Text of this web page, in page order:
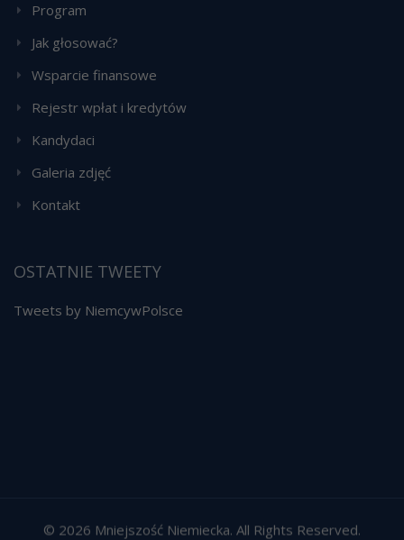
Program
Jak głosować?
Wsparcie finansowe
Rejestr wpłat i kredytów
Kandydaci
Galeria zdjęć
Kontakt
OSTATNIE TWEETY
Tweets by NiemcywPolsce
© 2026 Mniejszość Niemiecka. All Rights Reserved.